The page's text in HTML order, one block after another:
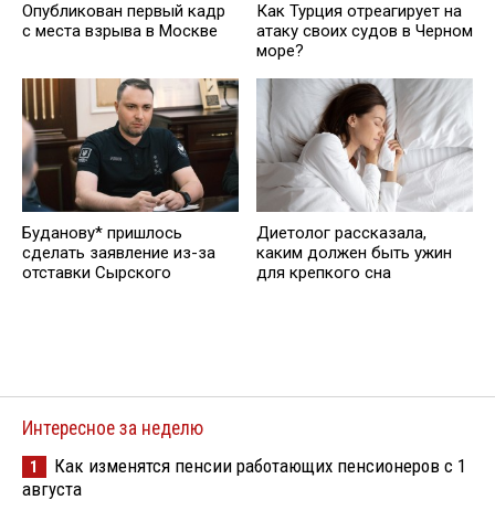
Опубликован первый кадр
с места взрыва в Москве
Как Турция отреагирует на
атаку своих судов в Черном
море?
Буданову* пришлось
сделать заявление из-за
отставки Сырского
Диетолог рассказала,
каким должен быть ужин
для крепкого сна
Интересное за неделю
1
Как изменятся пенсии работающих пенсионеров с 1
августа